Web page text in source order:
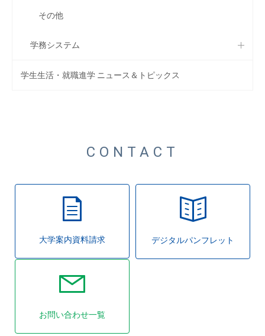
その他
学務システム
学生生活・就職進学 ニュース＆トピックス
CONTACT
大学案内資料請求 デジタルパンフレット
お問い合わせ一覧